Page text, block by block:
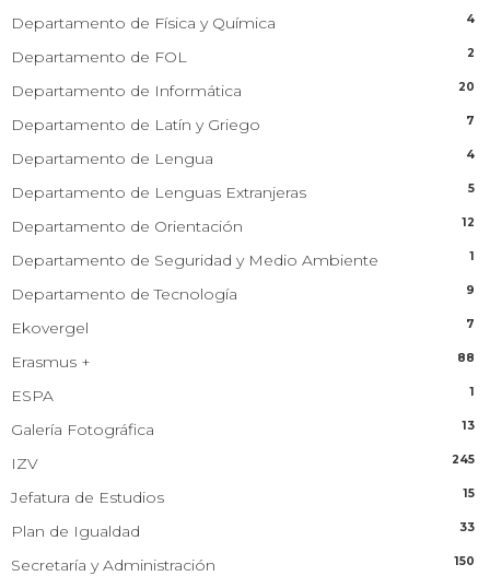
Departamento de Física y Química 4
Departamento de FOL 2
Departamento de Informática 20
Departamento de Latín y Griego 7
Departamento de Lengua 4
Departamento de Lenguas Extranjeras 5
Departamento de Orientación 12
Departamento de Seguridad y Medio Ambiente 1
Departamento de Tecnología 9
Ekovergel 7
Erasmus + 88
ESPA 1
Galería Fotográfica 13
IZV 245
Jefatura de Estudios 15
Plan de Igualdad 33
Secretaría y Administración 150